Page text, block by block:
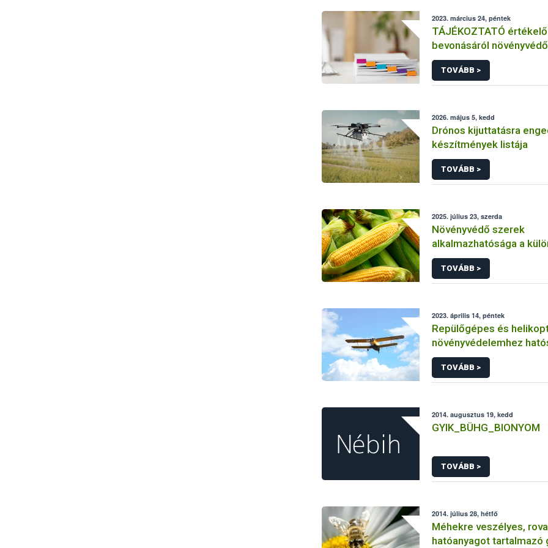
2023. március 24, péntek
TÁJÉKOZTATÓ
bevonásáról
hatóanyag és
engedélyezésére,
engedély
TOVÁBB >
2026. május 5, kedd
Drónos kijuttatásra
készítmények listája
TOVÁBB >
2025. július 23, szerda
Növényvédő szerek
alkalmazhatósága a
kukorica kultúrákban
TOVÁBB >
2023. április 14, péntek
Repülőgépes és
növényvédelemhez
engedéllyel rendelkező
TOVÁBB >
2014. augusztus 19, kedd
GYIK_BÜHG_BIONYOM
TOVÁBB >
2014. július 28, hétfő
Méhekre veszélyes,
hatóanyagot tartalmazó